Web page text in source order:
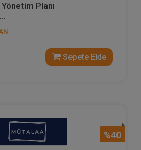
Planı
Sepete Ekle
%40